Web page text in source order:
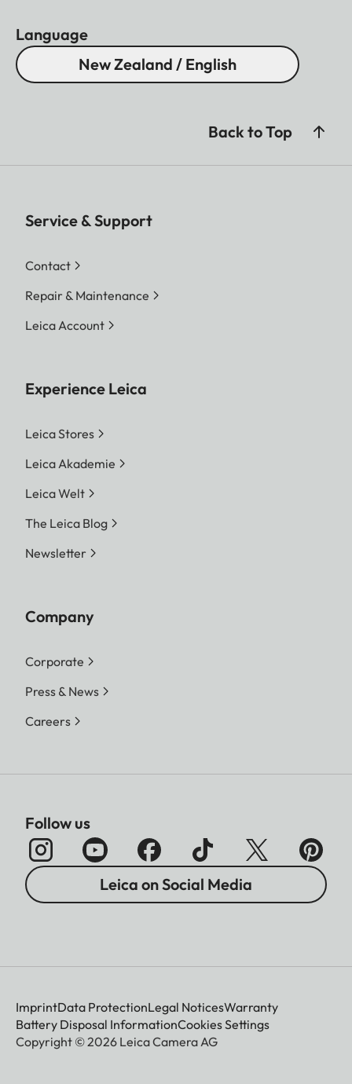
Language
New Zealand / English
Back to Top
Service & Support
Contact
Repair & Maintenance
Leica Account
Experience Leica
Leica Stores
Leica Akademie
Leica Welt
The Leica Blog
Newsletter
Company
Corporate
Press & News
Careers
Follow us
Leica on Social Media
ImprintData ProtectionLegal NoticesWarranty
Battery Disposal InformationCookies Settings
Copyright © 2026 Leica Camera AG